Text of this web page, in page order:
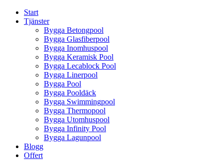
Start
Tjänster
Bygga Betongpool
Bygga Glasfiberpool
Bygga Inomhuspool
Bygga Keramisk Pool
Bygga Lecablock Pool
Bygga Linerpool
Bygga Pool
Bygga Pooldäck
Bygga Swimmingpool
Bygga Thermopool
Bygga Utomhuspool
Bygga Infinity Pool
Bygga Lagunpool
Blogg
Offert